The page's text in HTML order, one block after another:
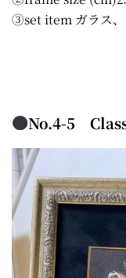
③set item ガラス、
No.4-5